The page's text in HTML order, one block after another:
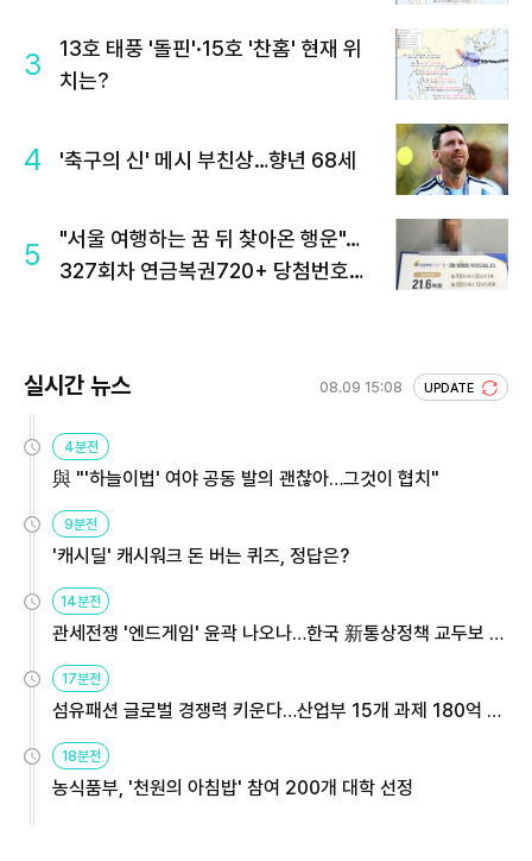
3
13호 태풍 '돌핀'·15호 '찬홈' 현재 위
치는?
4 '축구의 신' 메시 부친상…향년 68세
5
"서울 여행하는 꿈 뒤 찾아온 행운"…
327회차 연금복권720+ 당첨번호조
실시간 뉴스 08.09 15:08 UPDATE
4분전
與 "'하늘이법' 여야 공동 발의 괜찮아…그것이 협치"
9분전
'캐시딜' 캐시워크 돈 버는 퀴즈, 정답은?
14분전
관세전쟁 '엔드게임' 윤곽 나오나…한국 新통상정책 교두보 활
용해야
17분전
섬유패션 글로벌 경쟁력 키운다…산업부 15개 과제 180억 지
원
18분전
농식품부, '천원의 아침밥' 참여 200개 대학 선정